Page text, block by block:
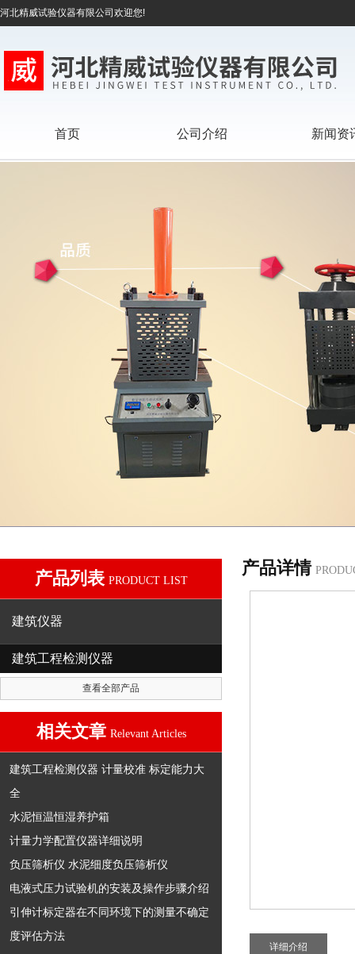
河北精威试验仪器有限公司欢迎您!
首页 公司介绍 新闻资
产品详情
详细介绍
产品列表 PRODUCT LIST
建筑仪器
建筑工程检测仪器
查看全部产品
相关文章 Relevant Articles
建筑工程检测仪器 计量校准 标定能力大
全
水泥恒温恒湿养护箱
计量力学配置仪器详细说明
负压筛析仪 水泥细度负压筛析仪
电液式压力试验机的安装及操作步骤介绍
引伸计标定器在不同环境下的测量不确定
度评估方法